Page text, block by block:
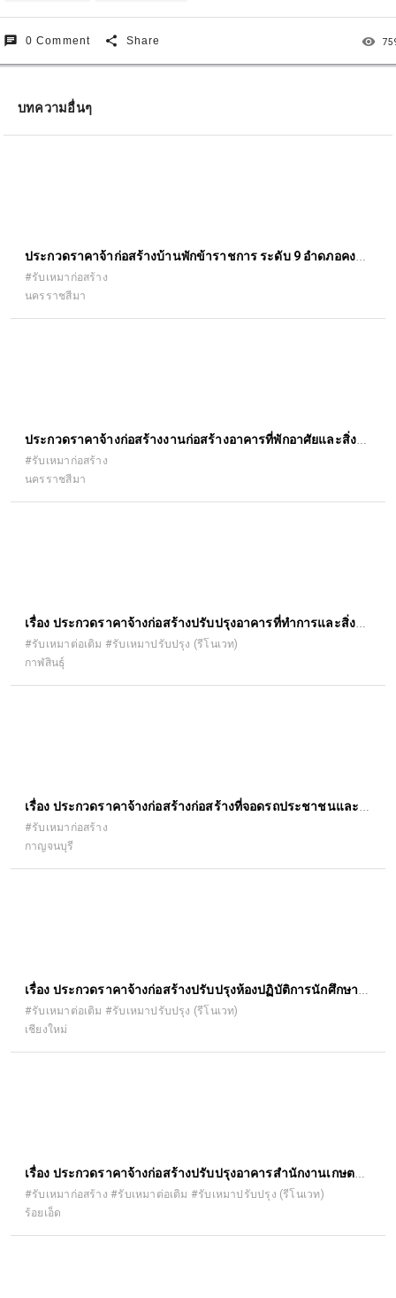
chat 0 Comment share Share remove_red_eye
บทความอื่นๆ
ประกวดราคาจ้าก่อสร้างบ้านพักข้าราชการ ระดับ 9 อำดภอคง
จังหวัดนครราชสีมา
#รับเหมาก่อสร้าง
นครราชสีมา
ประกวดราคาจ้างก่อสร้างงานก่อสร้างอาคารที่พักอาศัยและสิ่ง
ก่อสร้างประกอบ
#รับเหมาก่อสร้าง
นครราชสีมา
เรื่อง ประกวดราคาจ้างก่อสร้างปรับปรุงอาคารที่ทำการและสิ่ง
ก่อสร้างประกอบ สำนักงานจัดหางาน จังหวัดกาฬสินธุ์ ด้วยวิธี
ประกวดราคาอิเล็กทรอนิกส์ (e-bidding)
#รับเหมาต่อเติม #รับเหมาปรับปรุง (รีโนเวท)
กาฬสินธุ์
เรื่อง ประกวดราคาจ้างก่อสร้างก่อสร้างที่จอดรถประชาชนและ
คนพิการ สำนักงานที่ดินจังหวัดกาญจนบุรี ด้วยวิธีประกวดราคา
อิเล็กทรอนิกส์ (e-bidding)
#รับเหมาก่อสร้าง
กาญจนบุรี
เรื่อง ประกวดราคาจ้างก่อสร้างปรับปรุงห้องปฏิบัติการนักศึกษา
บัณฑิตศึกษา อาคาร ๕ ชั้น ๓ คณะ เภสัชศาสตร์ ด้วยวิธีประกวด
ราคาอิเล็กทรอนิกส์ (e-bidding)
#รับเหมาต่อเติม #รับเหมาปรับปรุง (รีโนเวท)
เชียงใหม่
เรื่อง ประกวดราคาจ้างก่อสร้างปรับปรุงอาคารสำนักงานเกษตร
อำเภอจตุรพักตรพิมาน ตำบลหัวช้าง อำเภอจตุรพักตรพิมาน
จังหวัดร้อยเอ็ด ด้วยวิธีประกวดราคาอิเล็กทรอนิกส์ (e-bidding)
#รับเหมาก่อสร้าง #รับเหมาต่อเติม #รับเหมาปรับปรุง (รีโนเวท)
ร้อยเอ็ด